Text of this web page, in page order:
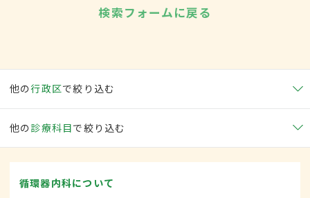
検索フォームに戻る
他の行政区で絞り込む
他の 診療科目で絞り込む
循環器内科について